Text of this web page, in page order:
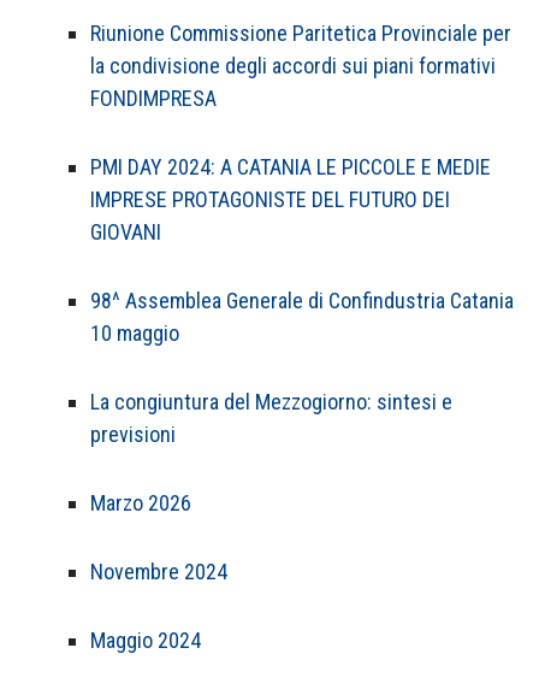
Riunione Commissione Paritetica Provinciale per
la condivisione degli accordi sui piani formativi
FONDIMPRESA
PMI DAY 2024: A CATANIA LE PICCOLE E MEDIE
IMPRESE PROTAGONISTE DEL FUTURO DEI
GIOVANI
98^ Assemblea Generale di Confindustria Catania
10 maggio
La congiuntura del Mezzogiorno: sintesi e
previsioni
Marzo 2026
Novembre 2024
Maggio 2024